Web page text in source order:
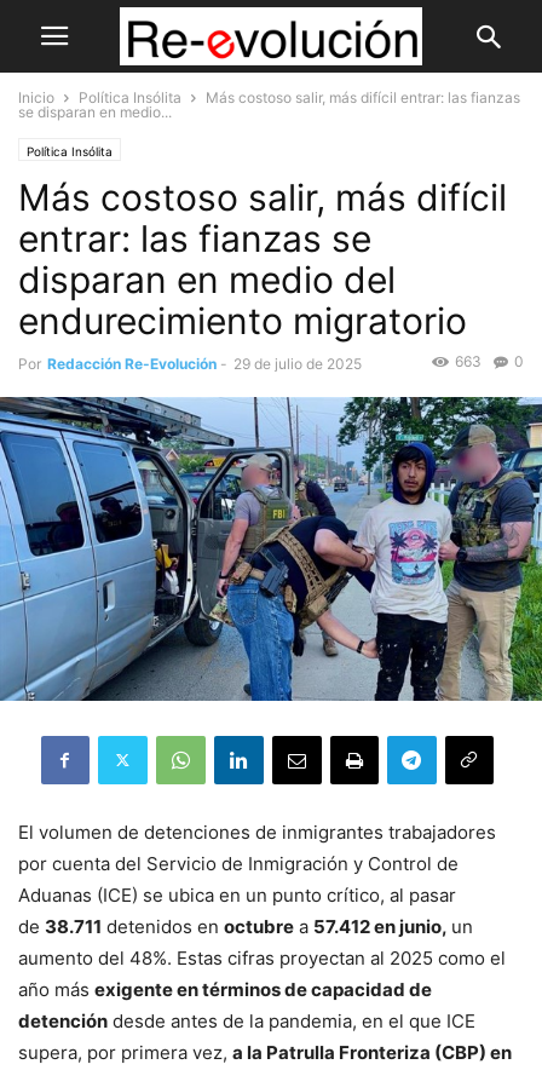
Inicio Política Insólita
Más costoso salir, más difícil entrar: las fianzas
se disparan en medio...
Política Insólita
Más costoso salir, más difícil
entrar: las fianzas se
disparan en medio del
endurecimiento migratorio
Por Redacción Re-Evolución - 29 de julio de 2025 0
663
El volumen de detenciones de inmigrantes trabajadores
por cuenta del Servicio de Inmigración y Control de
Aduanas (ICE) se ubica en un punto crítico, al pasar
de 38.711 detenidos en octubre a 57.412 en junio, un
aumento del 48%. Estas cifras proyectan al 2025 como el
año más exigente en términos de capacidad de
detención desde antes de la pandemia, en el que ICE
supera, por primera vez, a la Patrulla Fronteriza (CBP) en